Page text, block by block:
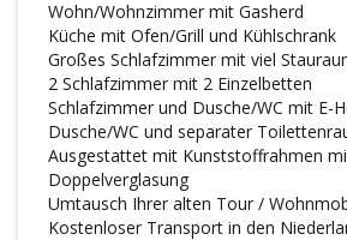
Wohn/Wohnzimmer mit Gasherd
Küche mit Ofen/Grill und Kühlschrank
Großes Schlafzimmer mit viel
2 Schlafzimmer mit 2 Einzelbetten
Schlafzimmer und Dusche/WC mit E-
Dusche/WC und separater
Ausgestattet mit Kunststoffrahmen
Doppelverglasung
Umtausch Ihrer alten Tour /
Kostenloser Transport in den